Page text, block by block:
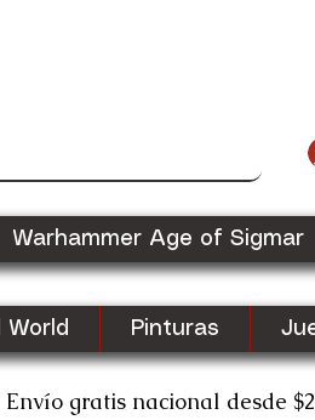
Warhammer Age of Sigmar
World Pinturas
Envío gratis nacional desde